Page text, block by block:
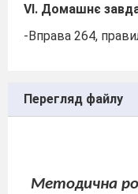
VІ. Домашнє
-Вправа 264,
Перегляд файлу
Методична